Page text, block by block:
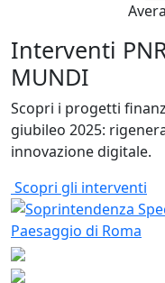
Interventi
MUNDI
Scopri i progetti
giubileo 2025:
innovazione digitale.
Scopri gli interventi